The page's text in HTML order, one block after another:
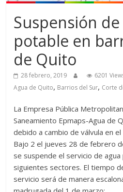
Suspensión de
potable en
de Quito
28 febrero, 2019 6201
Agua de Quito, Barrios del Sur, Corte
La Empresa Pública
Saneamiento Epmaps-Agua de
debido a cambio de válvula en
Bajo 2 el jueves 28 de febrero
se suspende el servicio de
siguientes sectores. El tiempo
servicio será de manera